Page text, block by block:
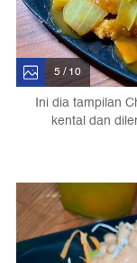
5 / 10
Ini dia tampilan
kental dan